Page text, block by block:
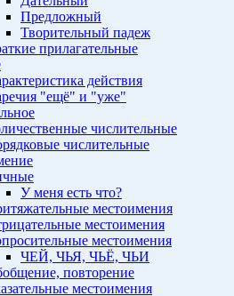
Предложный
Творительный падеж
прилагательные
действия
"ещё" и "уже"
числительные
числительные
У меня есть что?
местоимения
местоимения
местоимения
ЧЕЙ, ЧЬЯ, ЧЬЁ, ЧЬИ
повторение
местоимения